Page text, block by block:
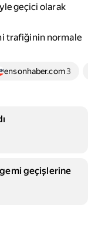
geçici olarak
trafiğinin normale
ensonhaber.com3
geçişlerine